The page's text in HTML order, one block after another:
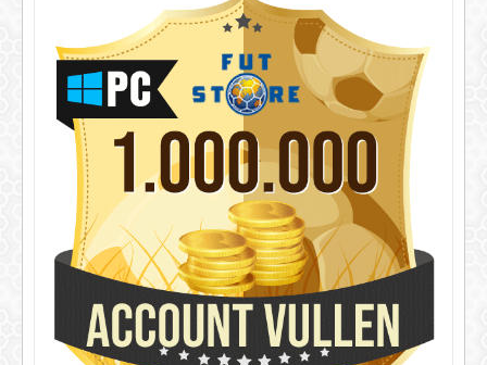
COINS VERKOPEN
INFO
FIFA 14 - 25